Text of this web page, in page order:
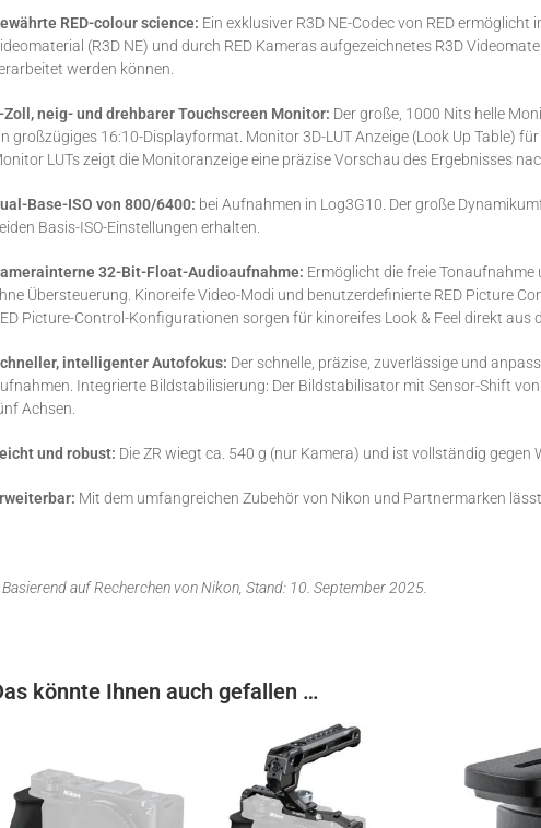
RED-colour science: Ein exklusiver R3D NE-Codec von RED
(R3D NE) und durch RED Kameras aufgezeichnetes R3D
werden können.
Zoll, neig- und drehbarer Touchscreen Monitor: Der große, 1000 Nits helle
großzügiges 16:10-Displayformat. Monitor 3D-LUT Anzeige (Look Up Table)
LUTs zeigt die Monitoranzeige eine präzise Vorschau des Ergebnisses
Base-ISO von 800/6400: bei Aufnahmen in Log3G10. Der große
Basis-ISO-Einstellungen erhalten.
32-Bit-Float-Audioaufnahme: Ermöglicht die freie
Übersteuerung. Kinoreife Video-Modi und benutzerdefinierte RED Picture
Picture-Control-Konfigurationen sorgen für kinoreifes Look & Feel direkt aus
intelligenter Autofokus: Der schnelle, präzise, zuverlässige und
Integrierte Bildstabilisierung: Der Bildstabilisator mit Sensor-Shift
Achsen.
und robust: Die ZR wiegt ca. 540 g (nur Kamera) und ist vollständig gegen
Mit dem umfangreichen Zubehör von Nikon und Partnermarken
auf Recherchen von Nikon, Stand: 10. September 2025.
könnte Ihnen auch gefallen …